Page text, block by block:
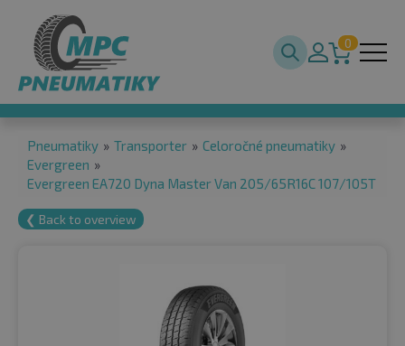
0
Pneumatiky » Transporter » Celoročné pneumatiky »
Evergreen »
Evergreen EA720 Dyna Master Van 205/65R16C 107/105T
❮ Back to overview